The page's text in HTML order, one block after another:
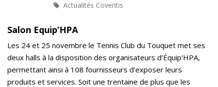
Actualités Coventis
Salon Equip’HPA
Les 24 et 25 novembre le Tennis Club du Touquet met ses
deux halls à la disposition des organisateurs d’Équip’HPA,
permettant ainsi à 108 fournisseurs d’exposer leurs
produits et services. Soit une trentaine de plus que les